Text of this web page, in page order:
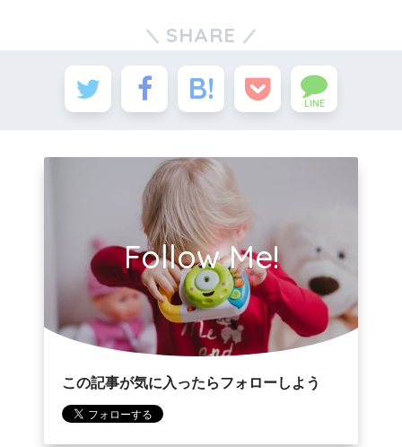
SHARE
LINE
Follow Me!
この記事が気に入ったらフォローしよう